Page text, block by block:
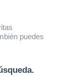
puedes